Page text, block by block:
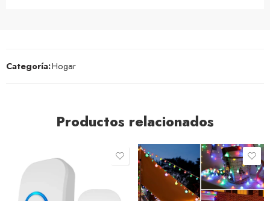
Categoría:Hogar
Productos relacionados